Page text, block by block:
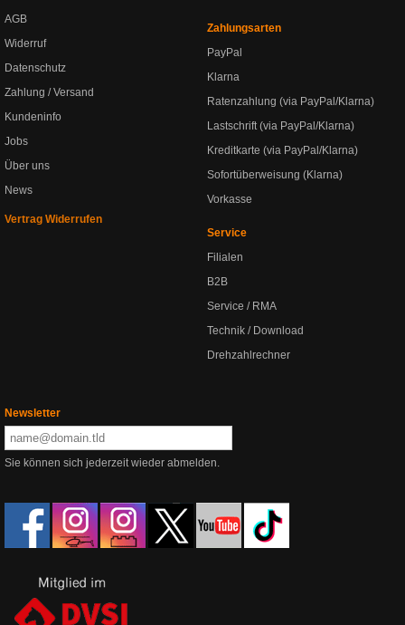
AGB
Widerruf
Datenschutz
Zahlung / Versand
Kundeninfo
Jobs
Über uns
News
Vertrag Widerrufen
Zahlungsarten
PayPal
Klarna
Ratenzahlung (via PayPal/Klarna)
Lastschrift (via PayPal/Klarna)
Kreditkarte (via PayPal/Klarna)
Sofortüberweisung (Klarna)
Vorkasse
Service
Filialen
B2B
Service / RMA
Technik / Download
Drehzahlrechner
Newsletter
Sie können sich jederzeit wieder abmelden.